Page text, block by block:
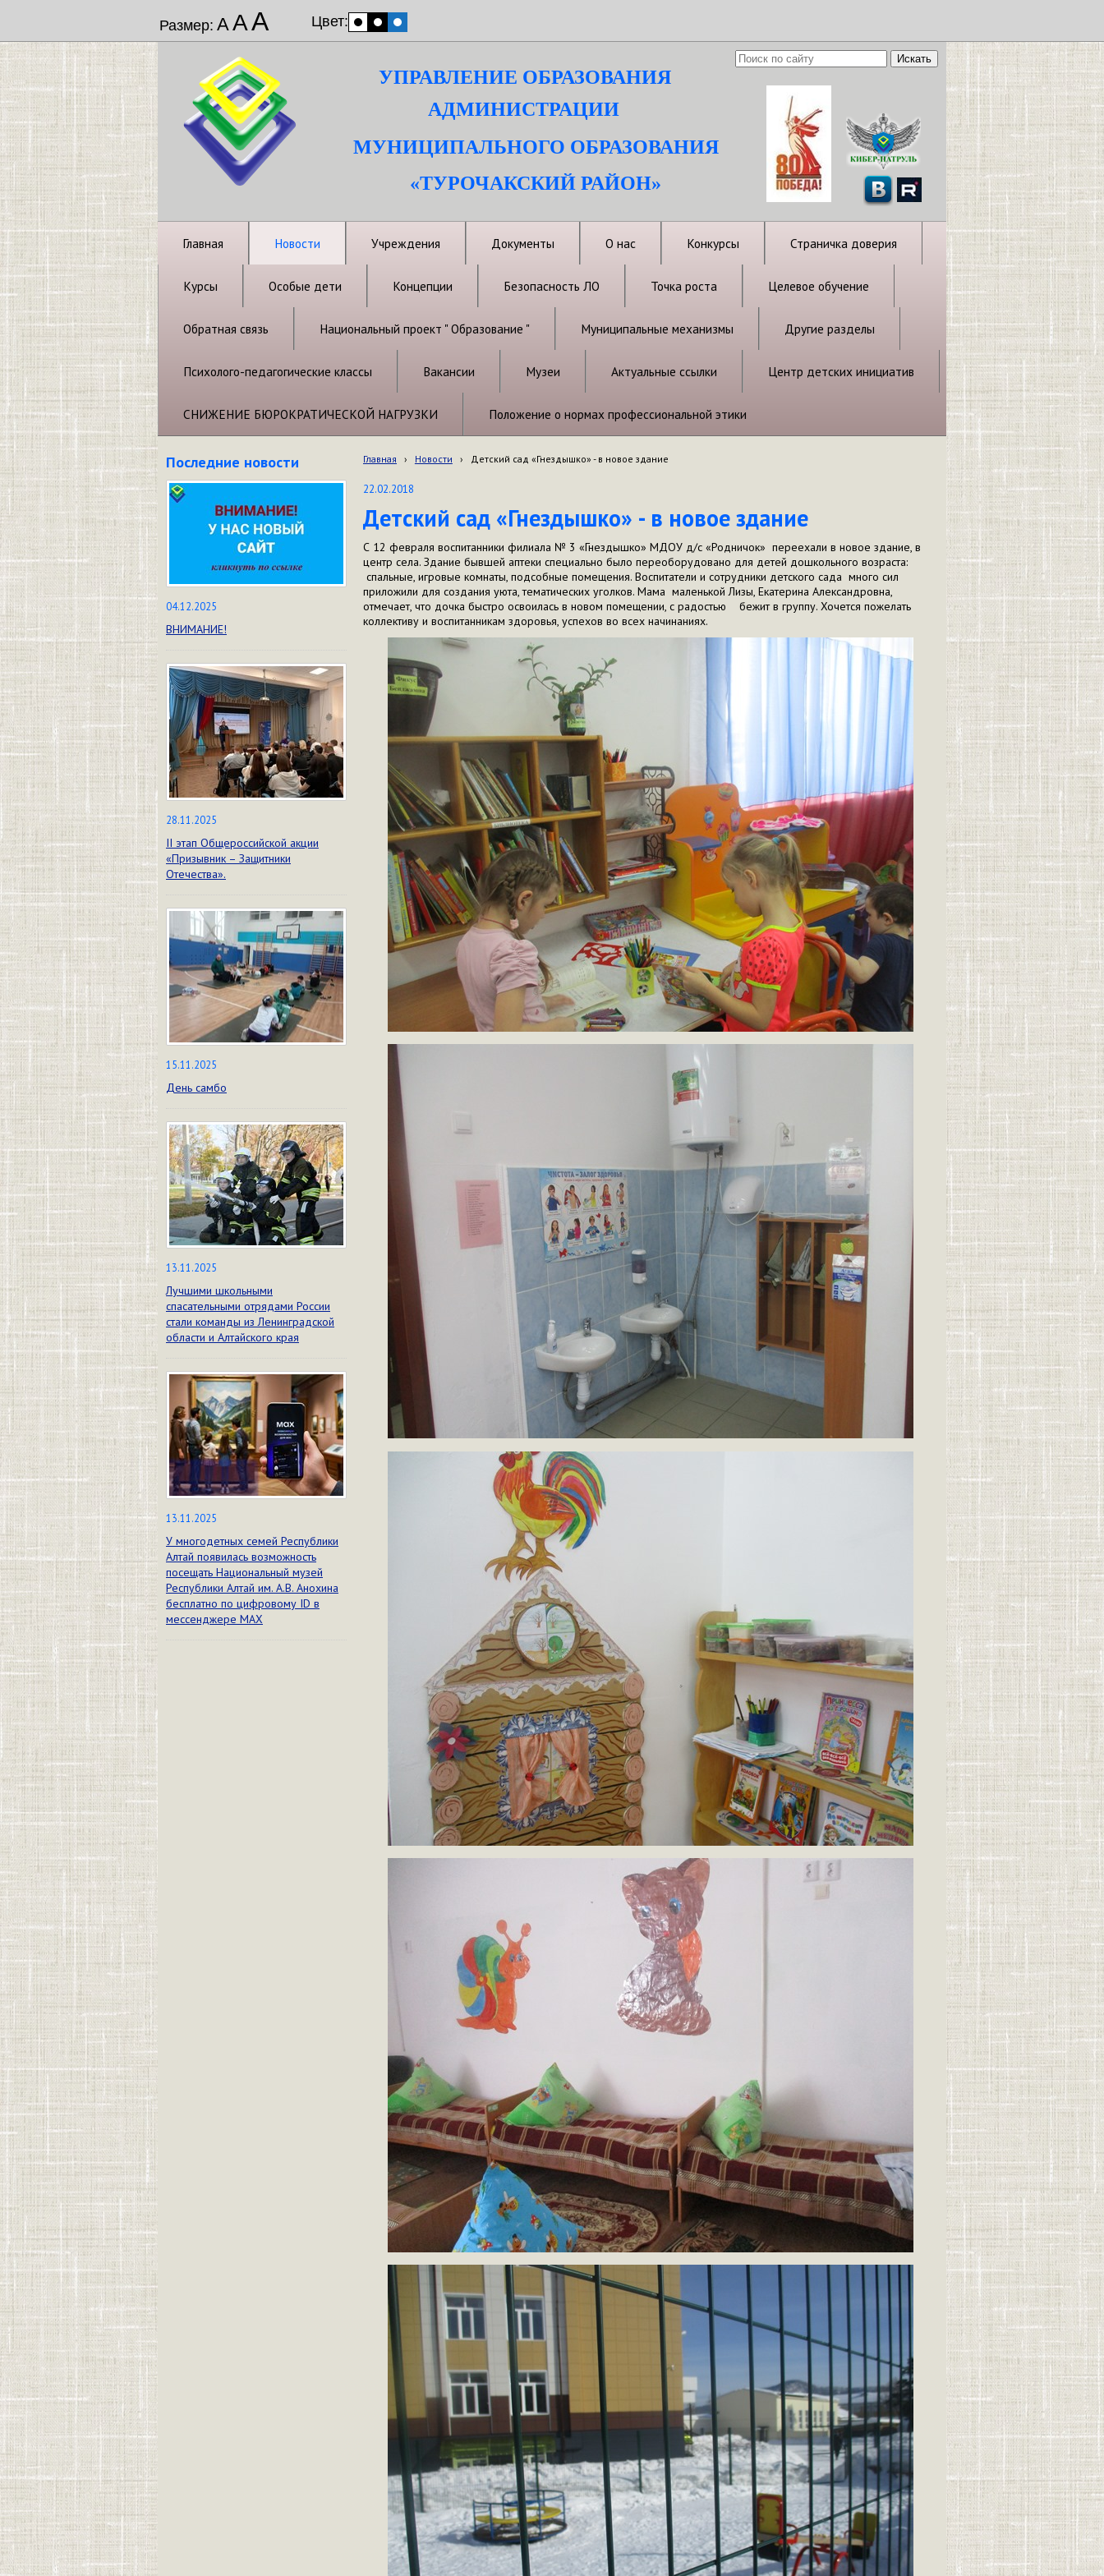
Размер: ААА Цвет:
УПРАВЛЕНИЕ ОБРАЗОВАНИЯ
АДМИНИСТРАЦИИ
МУНИЦИПАЛЬНОГО ОБРАЗОВАНИЯ
«ТУРОЧАКСКИЙ РАЙОН»
Главная Новости Учреждения Документы О нас Конкурсы Страничка доверия
Курсы Особые дети Концепции Безопасность ЛО Точка роста Целевое обучение
Обратная связь Национальный проект " Образование " Муниципальные механизмы Другие разделы
Психолого-педагогические классы Вакансии Музеи Актуальные ссылки Центр детских инициатив
СНИЖЕНИЕ БЮРОКРАТИЧЕСКОЙ НАГРУЗКИ Положение о нормах профессиональной этики
Последние новости
04.12.2025
ВНИМАНИЕ!
28.11.2025
II этап Общероссийской акции
«Призывник – Защитники
Отечества».
15.11.2025
День самбо
13.11.2025
Лучшими школьными
спасательными отрядами России
стали команды из Ленинградской
области и Алтайского края
13.11.2025
У многодетных семей Республики
Алтай появилась возможность
посещать Национальный музей
Республики Алтай им. А.В. Анохина
бесплатно по цифровому ID в
мессенджере МАХ
Главная › Новости › Детский сад «Гнездышко» - в новое здание
22.02.2018
Детский сад «Гнездышко» - в новое здание
С 12 февраля воспитанники филиала № 3 «Гнездышко» МДОУ д/с «Родничок» переехали в новое здание, в
центр села. Здание бывшей аптеки специально было переоборудовано для детей дошкольного возраста:
спальные, игровые комнаты, подсобные помещения. Воспитатели и сотрудники детского сада много сил
приложили для создания уюта, тематических уголков. Мама маленькой Лизы, Екатерина Александровна,
отмечает, что дочка быстро освоилась в новом помещении, с радостью бежит в группу. Хочется пожелать
коллективу и воспитанникам здоровья, успехов во всех начинаниях.